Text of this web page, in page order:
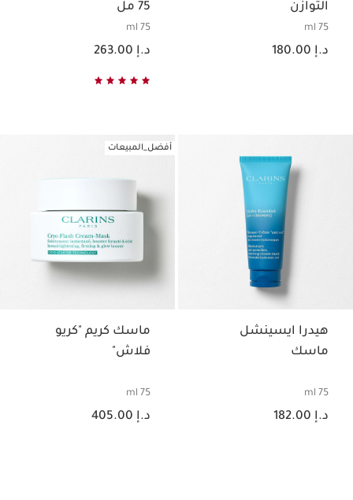
التوازن
75 ml
السعر الحالي هو د.إ 180.00
د.إ 180.00
75 مل
75 ml
السعر الحالي هو د.إ 263.00
د.إ 263.00
هيدرا ايسينشل
ماسك
75 ml
السعر الحالي هو د.إ 182.00
د.إ 182.00
أفضل_المبيعات
ماسك كريم "كريو
فلاش"
75 ml
السعر الحالي هو د.إ 405.00
د.إ 405.00